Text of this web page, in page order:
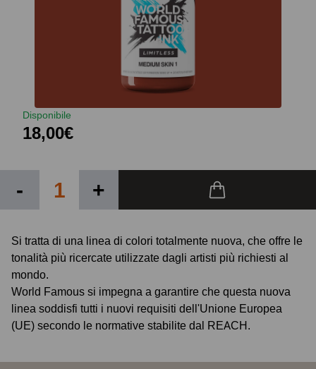
Disponibile
18,00€
- +
Si tratta di una linea di colori totalmente nuova, che offre le
tonalità più ricercate utilizzate dagli artisti più richiesti al
mondo.
World Famous si impegna a garantire che questa nuova
linea soddisfi tutti i nuovi requisiti dell'Unione Europea
(UE) secondo le normative stabilite dal REACH.